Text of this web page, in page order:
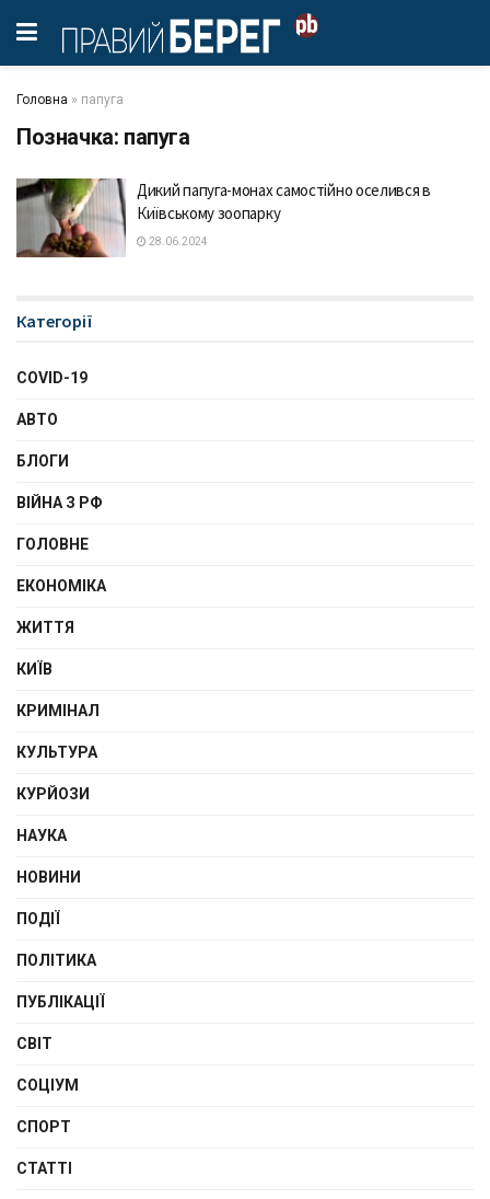
Головна » папуга
Позначка: папуга
Дикий папуга-монах самостійно оселився в
Київському зоопарку
28.06.2024
Категорії
COVID-19
АВТО
БЛОГИ
ВІЙНА З РФ
ГОЛОВНЕ
ЕКОНОМІКА
ЖИТТЯ
КИЇВ
КРИМІНАЛ
КУЛЬТУРА
КУРЙОЗИ
НАУКА
НОВИНИ
ПОДІЇ
ПОЛІТИКА
ПУБЛІКАЦІЇ
СВІТ
СОЦІУМ
СПОРТ
СТАТТІ